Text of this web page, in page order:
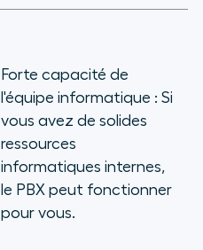
Forte capacité de
l'équipe informatique : Si
vous avez de solides
ressources
informatiques internes,
le PBX peut fonctionner
pour vous.